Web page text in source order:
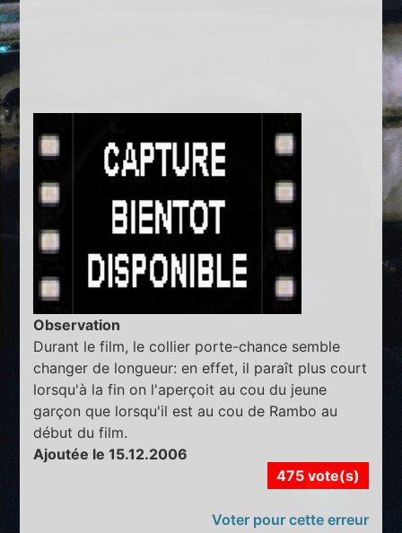
Observation
Durant le film, le collier porte-chance semble
changer de longueur: en effet, il paraît plus court
lorsqu'à la fin on l'aperçoit au cou du jeune
garçon que lorsqu'il est au cou de Rambo au
début du film.
Ajoutée le 15.12.2006
475 vote(s)
Voter pour cette erreur